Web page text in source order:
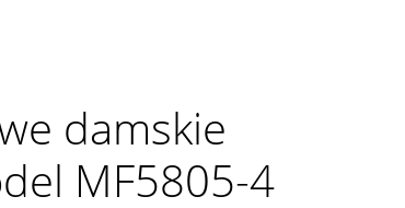
damskie
MF5805-4